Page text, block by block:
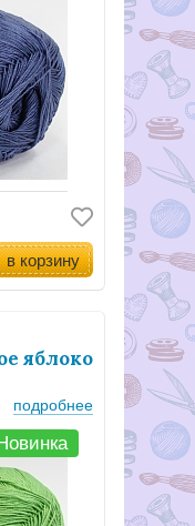
в корзину
яблоко
подробнее